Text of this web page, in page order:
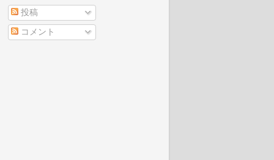
投稿
コメント